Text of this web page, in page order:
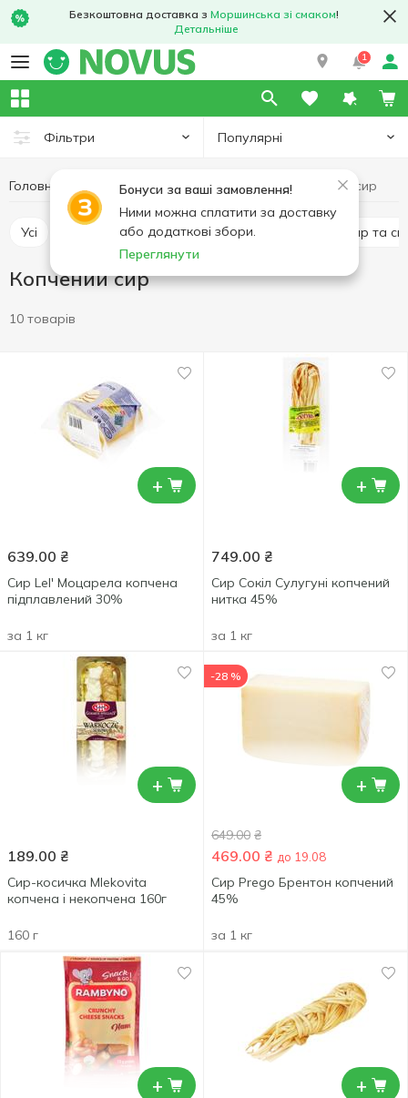
Безкоштовна доставка з Моршинська зі смаком!
Детальніше
1
Фільтри Популярні
Бонуси за ваші замовлення!
Ними можна сплатити за доставку
або додаткові збори.
Переглянути
Головна Яйця та молочні продукти Сир Копчений сир
Усі Твердий сир Плавлений сир М'який сир та
Копчений сир
10 товарів
+
639.00 ₴
Сир Lel' Моцарела копчена
підплавлений 30%
за 1 кг
+
749.00 ₴
Сир Сокіл Сулугуні копчений
нитка 45%
за 1 кг
+
189.00 ₴
Сир-косичка Mlekovita
копчена і некопчена 160г
160 г
+
-28 %
649.00 ₴
469.00 ₴ до 19.08
Сир Prego Брентон копчений
45%
за 1 кг
+ +